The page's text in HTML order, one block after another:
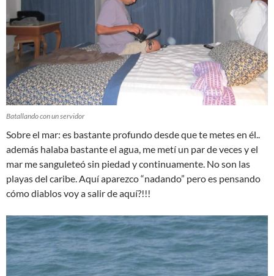
Batallando con un servidor
Sobre el mar: es bastante profundo desde que te metes en él..
además halaba bastante el agua, me metí un par de veces y el
mar me sanguleteó sin piedad y continuamente. No son las
playas del caribe. Aquí aparezco “nadando” pero es pensando
cómo diablos voy a salir de aquí?!!!